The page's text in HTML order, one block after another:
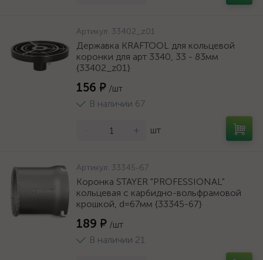
Артикул: 33402_z01
Державка KRAFTOOL для кольцевой
коронки для арт 3340, 33 - 83мм
{33402_z01}
156 ₽ /шт
В наличии 67
+ шт
Артикул: 33345-67
Коронка STAYER "PROFESSIONAL"
кольцевая с карбидно-вольфрамовой
крошкой, d=67мм {33345-67}
189 ₽ /шт
В наличии 21